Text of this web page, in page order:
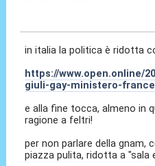
in italia la politica è ridotta
https://www.open.online/
giuli-gay-ministero-
e alla fine tocca, almeno in
ragione a feltri!
per non parlare della gnam,
piazza pulita, ridotta a "sala